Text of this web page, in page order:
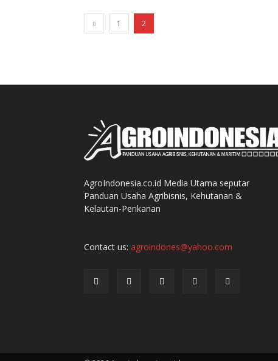
1 2
AgroIndonesia.co.id Media Utama seputar
Panduan Usaha Agribisnis, Kehutanan &
Kelautan-Perikanan
Contact us: agroindones@yahoo.com